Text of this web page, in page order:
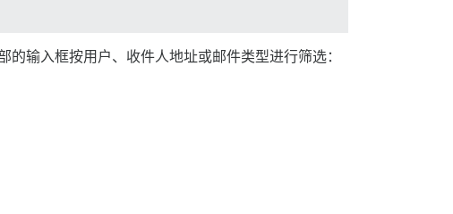
输入框按用户、收件人地址或邮件类型进行筛选：